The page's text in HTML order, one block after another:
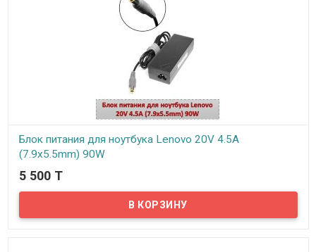
Блок питания для ноутбука Lenovo 20V 4.5A
(7.9x5.5mm) 90W
В наличии
Предлагаем вам блок питания для ноутбуков Lenovo 20V 4.5A
5 500 T